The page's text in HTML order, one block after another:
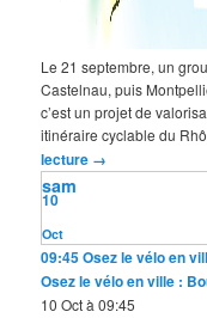
Le 21 septembre, un
Castelnau, puis
c’est un projet de
itinéraire cyclable du
lecture →
Oct
10
sam
09:45Osez le vélo en
Osez le vélo en ville :
10 Oct à 09:45